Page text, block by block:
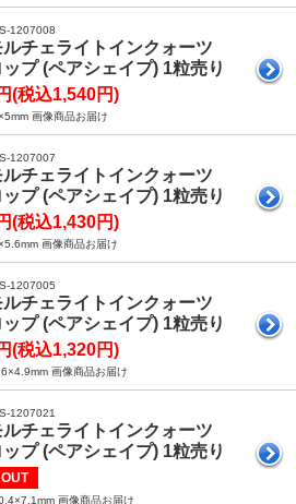
1207008
ルチェライトインクォーツ
プ (ペアシェイプ) 1粒売り
(税込1,540円)
画像商品お届け
1207007
ルチェライトインクォーツ
プ (ペアシェイプ) 1粒売り
(税込1,430円)
画像商品お届け
1207005
ルチェライトインクォーツ
プ (ペアシェイプ) 1粒売り
(税込1,320円)
画像商品お届け
1207021
ルチェライトインクォーツ
プ (ペアシェイプ) 1粒売り
画像商品お届け